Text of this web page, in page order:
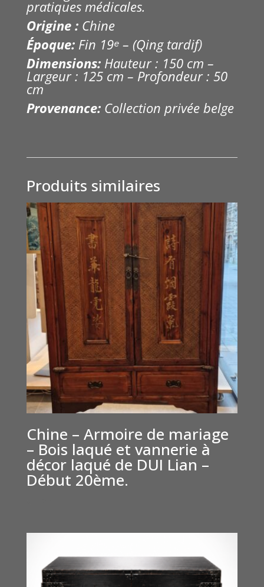
pratiques médicales.
Origine : Chine
Époque: Fin 19ᵉ– (Qing tardif)
Dimensions: Hauteur : 150 cm –
Largeur : 125 cm – Profondeur : 50
cm
Provenance: Collection privée belge
Produits similaires
Chine – Armoire de mariage
– Bois laqué et vannerie à
décor laqué de DUI Lian –
Début 20ème.